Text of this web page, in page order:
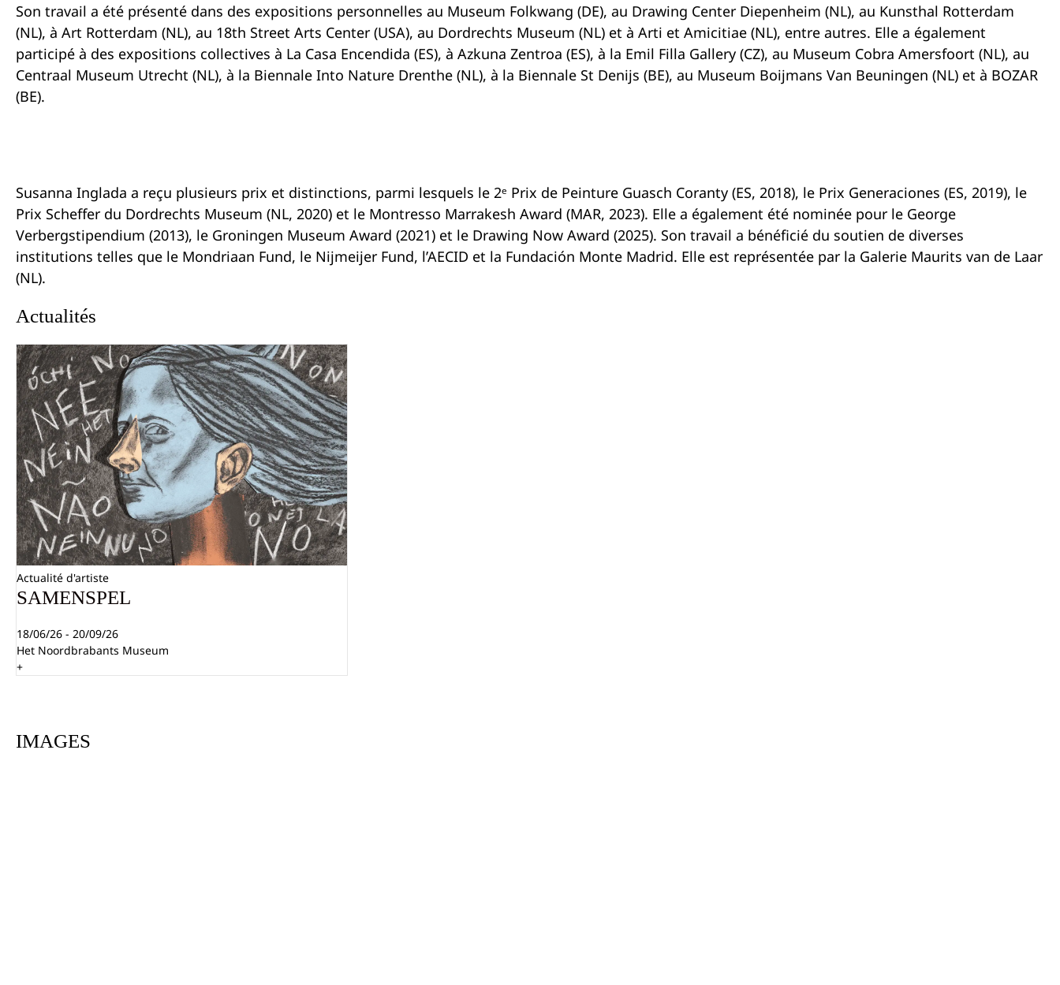
Son travail a été présenté dans des expositions personnelles au Museum Folkwang (DE), au Drawing Center Diepenheim (NL), au Kunsthal Rotterdam
(NL), à Art Rotterdam (NL), au 18th Street Arts Center (USA), au Dordrechts Museum (NL) et à Arti et Amicitiae (NL), entre autres. Elle a également
participé à des expositions collectives à La Casa Encendida (ES), à Azkuna Zentroa (ES), à la Emil Filla Gallery (CZ), au Museum Cobra Amersfoort (NL), au
Centraal Museum Utrecht (NL), à la Biennale Into Nature Drenthe (NL), à la Biennale St Denijs (BE), au Museum Boijmans Van Beuningen (NL) et à BOZAR
(BE).
Susanna Inglada a reçu plusieurs prix et distinctions, parmi lesquels le 2ᵉ Prix de Peinture Guasch Coranty (ES, 2018), le Prix Generaciones (ES, 2019), le
Prix Scheffer du Dordrechts Museum (NL, 2020) et le Montresso Marrakesh Award (MAR, 2023). Elle a également été nominée pour le George
Verbergstipendium (2013), le Groningen Museum Award (2021) et le Drawing Now Award (2025). Son travail a bénéficié du soutien de diverses
institutions telles que le Mondriaan Fund, le Nijmeijer Fund, l’AECID et la Fundación Monte Madrid. Elle est représentée par la Galerie Maurits van de Laar
(NL).
Actualités
Actualité d'artiste
SAMENSPEL
18/06/26 - 20/09/26
Het Noordbrabants Museum
+
IMAGES